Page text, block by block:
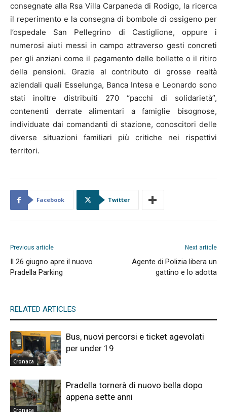
consegnate alla Rsa Villa Carpaneda di Rodigo, la ricerca
il reperimento e la consegna di bombole di ossigeno per
l’ospedale San Pellegrino di Castiglione, oppure i
numerosi aiuti messi in campo attraverso gesti concreti
per gli anziani come il pagamento delle bollette o il ritiro
della pensioni. Grazie al contributo di grosse realtà
aziendali quali Esselunga, Banca Intesa e Leonardo sono
stati inoltre distribuiti 270 “pacchi di solidarietà”,
contenenti derrate alimentari a famiglie bisognose,
individuate dai comandanti di stazione, conoscitori delle
diverse situazioni familiari più critiche nei rispettivi
territori.
Facebook Twitter
Previous article
Il 26 giugno apre il nuovo
Pradella Parking
Next article
Agente di Polizia libera un
gattino e lo adotta
RELATED ARTICLES
Cronaca
Bus, nuovi percorsi e ticket agevolati
per under 19
Cronaca
Pradella tornerà di nuovo bella dopo
appena sette anni